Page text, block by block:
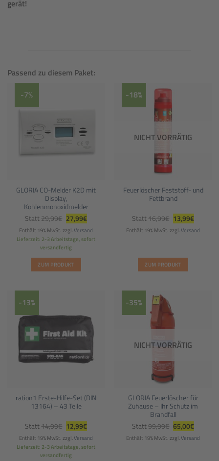
gerät!
Passend zu diesem Paket:
-7%
GLORIA CO-Melder K2D mit
Display,
Kohlenmonoxidmelder
Statt 29,99€ Ursprünglicher
Preis
war:
29,99€
27,99€Aktueller
Preis
ist:
27,99€.
Enthält 19% MwSt.zzgl.Versand
Lieferzeit: 2-3 Arbeitstage, sofort
versandfertig
ZUM PRODUKT
-18%
NICHT VORRÄTIG
Feuerlöscher Feststoff- und
Fettbrand
Statt 16,99€ Ursprünglicher
Preis
war:
16,99€
13,99€Aktueller
Preis
ist:
13,99€.
Enthält 19% MwSt.zzgl.Versand
ZUM PRODUKT
-13%
ration1 Erste-Hilfe-Set (DIN
13164) – 43 Teile
Statt 14,99€ Ursprünglicher
Preis
war:
14,99€
12,99€Aktueller
Preis
ist:
12,99€.
Enthält 19% MwSt.zzgl.Versand
Lieferzeit: 2-3 Arbeitstage, sofort
versandfertig
-35%
NICHT VORRÄTIG
GLORIA Feuerlöscher für
Zuhause – Ihr Schutz im
Brandfall
Statt 99,99€ Ursprünglicher
Preis
war:
99,99€
65,00€Aktueller
Preis
ist:
65,00€.
Enthält 19% MwSt.zzgl.Versand